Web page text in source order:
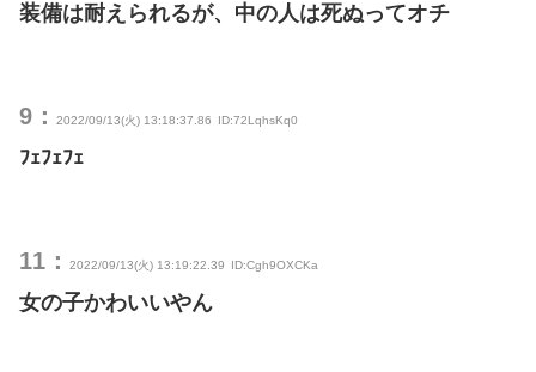
装備は耐えられるが、中の人は死ぬってオチ
9： 2022/09/13(火) 13:18:37.86 ID:72LqhsKq0
ﾌｪﾌｪﾌｪ
11： 2022/09/13(火) 13:19:22.39 ID:Cgh9OXCKa
女の子かわいいやん